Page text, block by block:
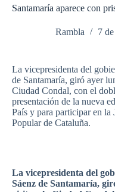
Santamaría aparece con
Rambla 7
La vicepresidenta del
de Santamaría, giró ayer
Ciudad Condal, con el
presentación de la nueva
País y para participaren la
Popular de Cataluña.
La vicepresidenta del
Sáenz de Santamaría,